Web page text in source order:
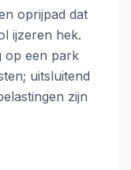
oprijpad dat
ijzeren hek.
op een park
uitsluitend
zijn